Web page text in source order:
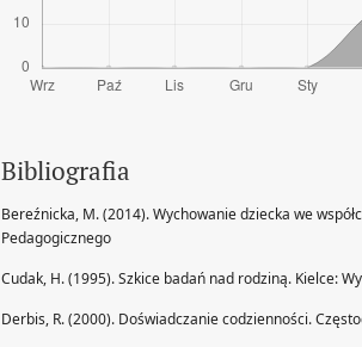
Bibliografia
Bereźnicka, M. (2014). Wychowanie dziecka we
Pedagogicznego
Cudak, H. (1995). Szkice badań nad rodziną. Kielce:
Derbis, R. (2000). Doświadczanie codzienności.